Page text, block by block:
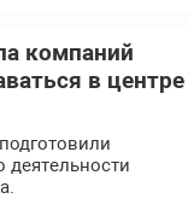
компаний
в центре
деятельности